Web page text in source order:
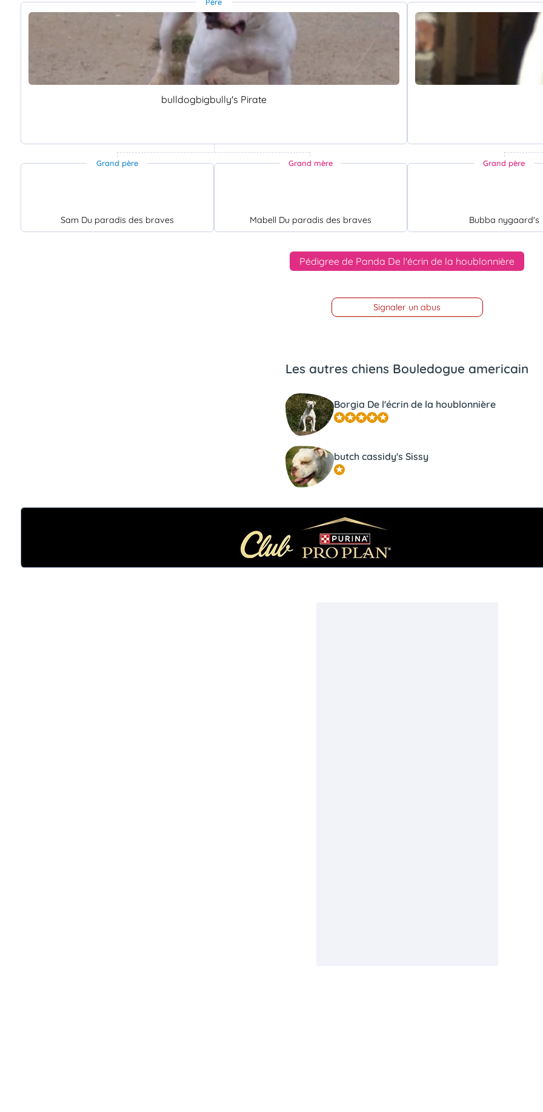
bulldogbigbully's Pirate
Grand père
Sam Du paradis des braves
Grand mère
Mabell Du paradis des braves
Grand père
Bubba nygaard's
Pédigree de Panda De l'écrin de la houblonnière
Signaler un abus
Les autres chiens Bouledogue americain
Borgia De l'écrin de la houblonnière
butch cassidy's Sissy